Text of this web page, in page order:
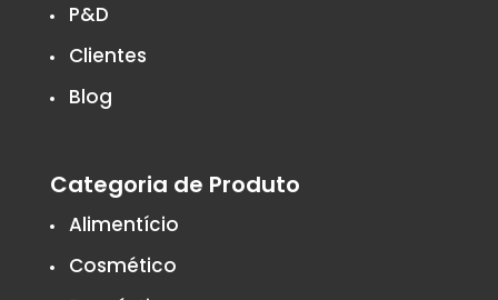
P&D
Clientes
Blog
Categoria de Produto
Alimentício
Cosmético